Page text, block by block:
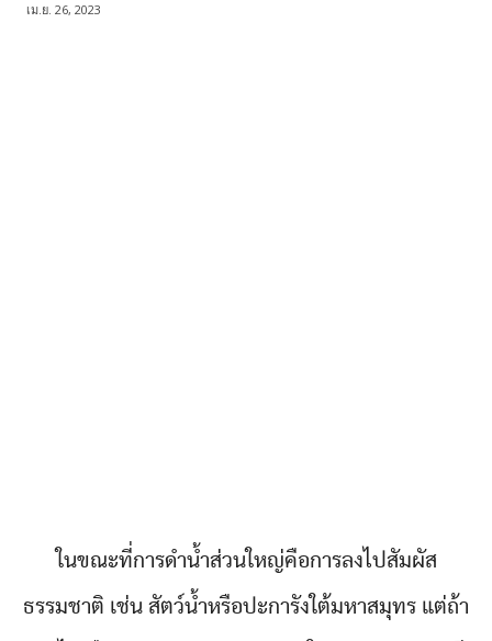
เม.ย. 26, 2023
ในขณะที่การดำน้ำส่วนใหญ่คือการลงไปสัมผัส
ธรรมชาติ เช่น สัตว์น้ำหรือปะการังใต้มหาสมุทร แต่ถ้า